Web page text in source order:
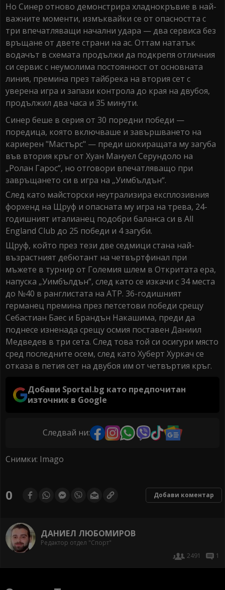
Но Синер отново демонстрира хладнокръвие в най-
важните моменти, измъквайки се от опасността с
три впечатляващи начални удара — два сервиса без
връщане от двете страни на ас. Оттам нататък
водачът в схемата продължи да подкрепя отличния
си сервис с неумолима постоянност от основната
линия, премина през тайбрека на втория сет с
уверена игра и запази контрола до края на двубоя,
продължил два часа и 35 минути.
Синер беше в серия от 30 поредни победи —
поредица, която включваше и завършването на
кариерен "Мастърс" — преди шокиращата му загуба
във втория кръг от Хуан Мануел Серундоло на
„Ролан Гарос“, но отговори впечатляващо при
завръщането си в игра на „Уимбълдън“.
След като майсторски неутрализира експлозивния
форхенд на Щруф и опасната му игра на трева, 24-
годишният италианец подобри баланса си в All
England Club до 25 победи и 4 загуби.
Щруф, който през тези две седмици стана най-
възрастният дебютант на четвъртфинал при
мъжете в турнир от Големия шлем в Откритата ера,
напуска „Уимбълдън“, след като се изкачи с 34 места
до №40 в ранглистата на ATP. 36-годишният
германец премина през петсетови победи срещу
Себастиан Баес и Брандън Накашима, преди да
поднесе изненада срещу осмия поставен Даниил
Медведев в три сета. След това той си осигури място
сред последните осем, след като Хуберт Хуркач се
отказа в петия сет на двубоя им от четвъртия кръг.
Добави Sportal.bg като предпочитан
източник в Google
Следвай ни:
Снимки: Imago
0 Добави коментар
ДАНИЕЛ ЛЮБОМИРОВ
Редактор отдел "Спорт"
2491
1